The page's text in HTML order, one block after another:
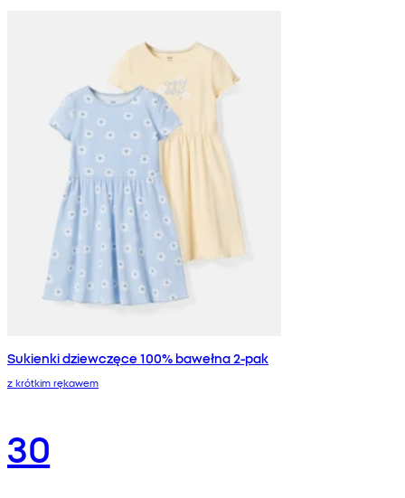
Sukienki dziewczęce 100% bawełna 2-pak
z krótkim rękawem
30